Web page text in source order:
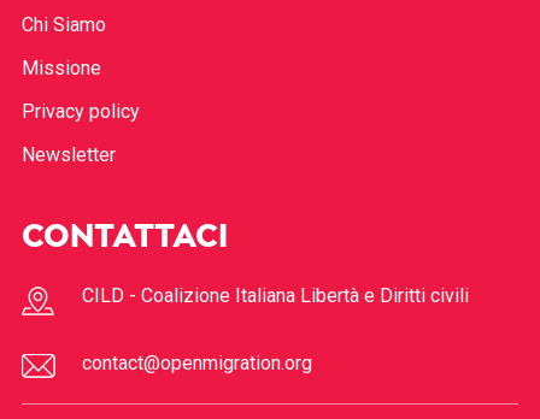
Chi Siamo
Missione
Privacy policy
Newsletter
CONTATTACI
CILD - Coalizione Italiana Libertà e Diritti civili
contact@openmigration.org